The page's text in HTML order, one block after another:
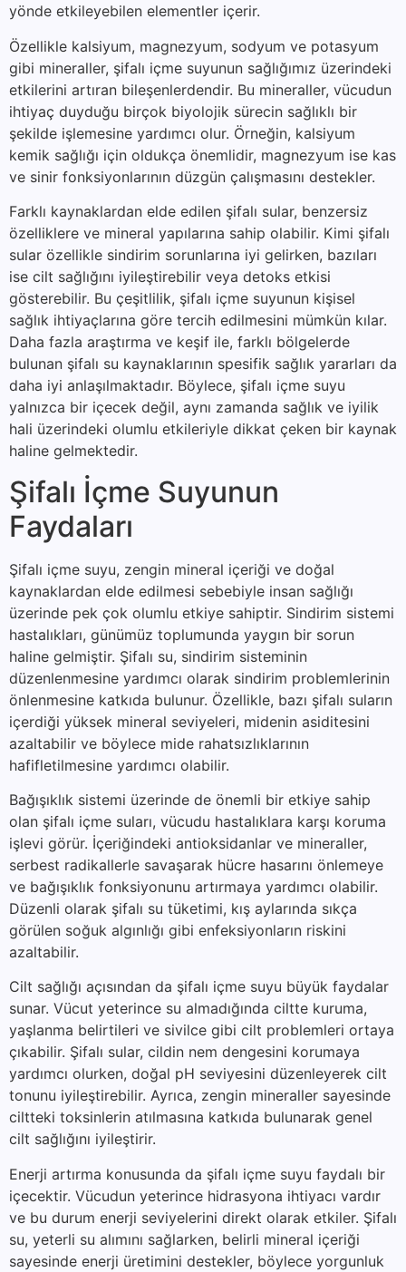
yönde etkileyebilen elementler içerir.
Özellikle kalsiyum, magnezyum, sodyum ve potasyum
gibi mineraller, şifalı içme suyunun sağlığımız üzerindeki
etkilerini artıran bileşenlerdendir. Bu mineraller, vücudun
ihtiyaç duyduğu birçok biyolojik sürecin sağlıklı bir
şekilde işlemesine yardımcı olur. Örneğin, kalsiyum
kemik sağlığı için oldukça önemlidir, magnezyum ise kas
ve sinir fonksiyonlarının düzgün çalışmasını destekler.
Farklı kaynaklardan elde edilen şifalı sular, benzersiz
özelliklere ve mineral yapılarına sahip olabilir. Kimi şifalı
sular özellikle sindirim sorunlarına iyi gelirken, bazıları
ise cilt sağlığını iyileştirebilir veya detoks etkisi
gösterebilir. Bu çeşitlilik, şifalı içme suyunun kişisel
sağlık ihtiyaçlarına göre tercih edilmesini mümkün kılar.
Daha fazla araştırma ve keşif ile, farklı bölgelerde
bulunan şifalı su kaynaklarının spesifik sağlık yararları da
daha iyi anlaşılmaktadır. Böylece, şifalı içme suyu
yalnızca bir içecek değil, aynı zamanda sağlık ve iyilik
hali üzerindeki olumlu etkileriyle dikkat çeken bir kaynak
haline gelmektedir.
Şifalı İçme Suyunun
Faydaları
Şifalı içme suyu, zengin mineral içeriği ve doğal
kaynaklardan elde edilmesi sebebiyle insan sağlığı
üzerinde pek çok olumlu etkiye sahiptir. Sindirim sistemi
hastalıkları, günümüz toplumunda yaygın bir sorun
haline gelmiştir. Şifalı su, sindirim sisteminin
düzenlenmesine yardımcı olarak sindirim problemlerinin
önlenmesine katkıda bulunur. Özellikle, bazı şifalı suların
içerdiği yüksek mineral seviyeleri, midenin asiditesini
azaltabilir ve böylece mide rahatsızlıklarının
hafifletilmesine yardımcı olabilir.
Bağışıklık sistemi üzerinde de önemli bir etkiye sahip
olan şifalı içme suları, vücudu hastalıklara karşı koruma
işlevi görür. İçeriğindeki antioksidanlar ve mineraller,
serbest radikallerle savaşarak hücre hasarını önlemeye
ve bağışıklık fonksiyonunu artırmaya yardımcı olabilir.
Düzenli olarak şifalı su tüketimi, kış aylarında sıkça
görülen soğuk algınlığı gibi enfeksiyonların riskini
azaltabilir.
Cilt sağlığı açısından da şifalı içme suyu büyük faydalar
sunar. Vücut yeterince su almadığında ciltte kuruma,
yaşlanma belirtileri ve sivilce gibi cilt problemleri ortaya
çıkabilir. Şifalı sular, cildin nem dengesini korumaya
yardımcı olurken, doğal pH seviyesini düzenleyerek cilt
tonunu iyileştirebilir. Ayrıca, zengin mineraller sayesinde
ciltteki toksinlerin atılmasına katkıda bulunarak genel
cilt sağlığını iyileştirir.
Enerji artırma konusunda da şifalı içme suyu faydalı bir
içecektir. Vücudun yeterince hidrasyona ihtiyacı vardır
ve bu durum enerji seviyelerini direkt olarak etkiler. Şifalı
su, yeterli su alımını sağlarken, belirli mineral içeriği
sayesinde enerji üretimini destekler, böylece yorgunluk